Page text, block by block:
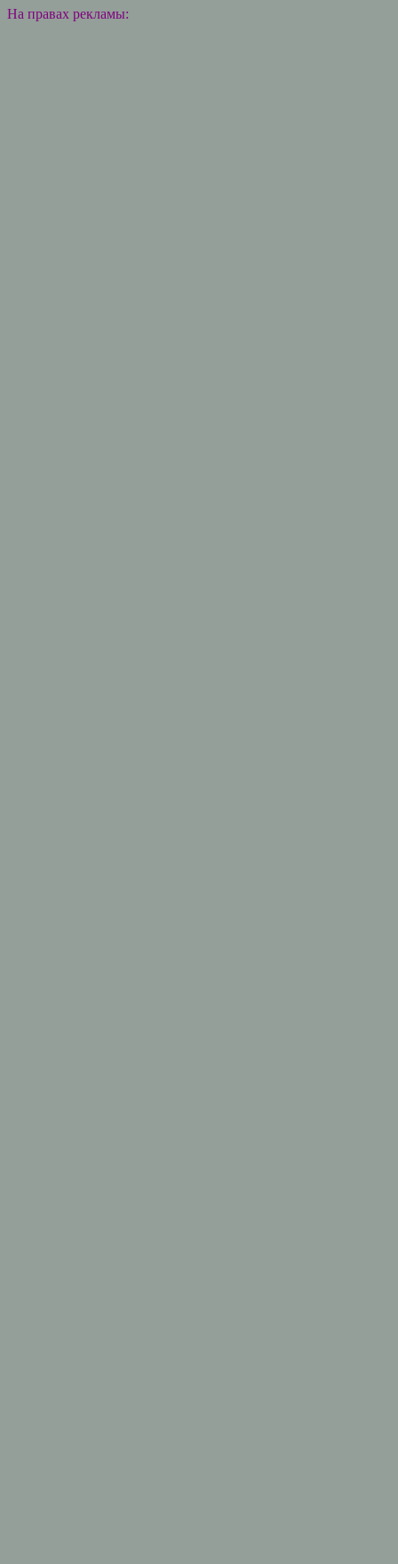
На правах рекламы: